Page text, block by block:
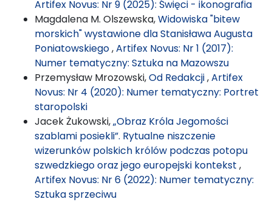
Artifex Novus: Nr 9 (2025): Święci - ikonografia
Magdalena M. Olszewska,Widowiska "bitew
morskich" wystawione dla Stanisława Augusta
Poniatowskiego,Artifex Novus: Nr 1 (2017):
Numer tematyczny: Sztuka na Mazowszu
Przemysław Mrozowski,Od Redakcji,Artifex
Novus: Nr 4 (2020): Numer tematyczny: Portret
staropolski
Jacek Żukowski,„Obraz Króla Jegomości
szablami posiekli”. Rytualne niszczenie
wizerunków polskich królów podczas potopu
szwedzkiego oraz jego europejski kontekst ,
Artifex Novus: Nr 6 (2022): Numer tematyczny:
Sztuka sprzeciwu